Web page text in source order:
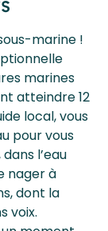
marine !
marines
atteindre 12
local, vous
pour vous
l’eau
nager à
dont la
voix.